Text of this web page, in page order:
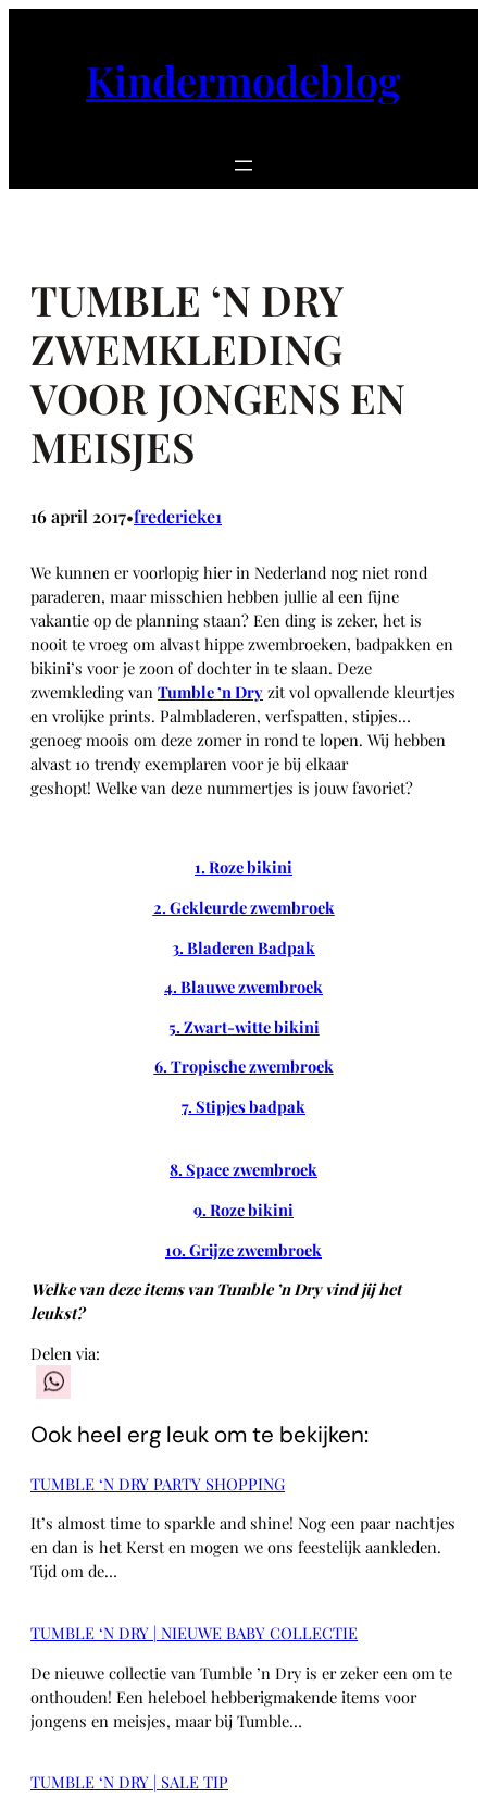
Kindermodeblog
TUMBLE ‘N DRY
ZWEMKLEDING
VOOR JONGENS EN
MEISJES
16 april 2017•frederieke1
We kunnen er voorlopig hier in Nederland nog niet rond
paraderen, maar misschien hebben jullie al een fijne
vakantie op de planning staan? Een ding is zeker, het is
nooit te vroeg om alvast hippe zwembroeken, badpakken en
bikini’s voor je zoon of dochter in te slaan. Deze
zwemkleding van Tumble ’n Dry zit vol opvallende kleurtjes
en vrolijke prints. Palmbladeren, verfspatten, stipjes…
genoeg moois om deze zomer in rond te lopen. Wij hebben
alvast 10 trendy exemplaren voor je bij elkaar
geshopt! Welke van deze nummertjes is jouw favoriet?
1. Roze bikini
2. Gekleurde zwembroek
3. Bladeren Badpak
4. Blauwe zwembroek
5. Zwart-witte bikini
6. Tropische zwembroek
7. Stipjes badpak
8. Space zwembroek
9. Roze bikini
10. Grijze zwembroek
Welke van deze items van Tumble ’n Dry vind jij het
leukst?
Delen via:
Ook heel erg leuk om te bekijken:
TUMBLE ‘N DRY PARTY SHOPPING
It’s almost time to sparkle and shine! Nog een paar nachtjes
en dan is het Kerst en mogen we ons feestelijk aankleden.
Tijd om de…
TUMBLE ‘N DRY | NIEUWE BABY COLLECTIE
De nieuwe collectie van Tumble ’n Dry is er zeker een om te
onthouden! Een heleboel hebberigmakende items voor
jongens en meisjes, maar bij Tumble…
TUMBLE ‘N DRY | SALE TIP